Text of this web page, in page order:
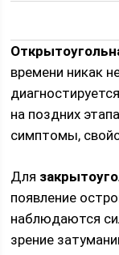
времени никак
на поздних
симптомы,
Для
появление
наблюдаются
зрение